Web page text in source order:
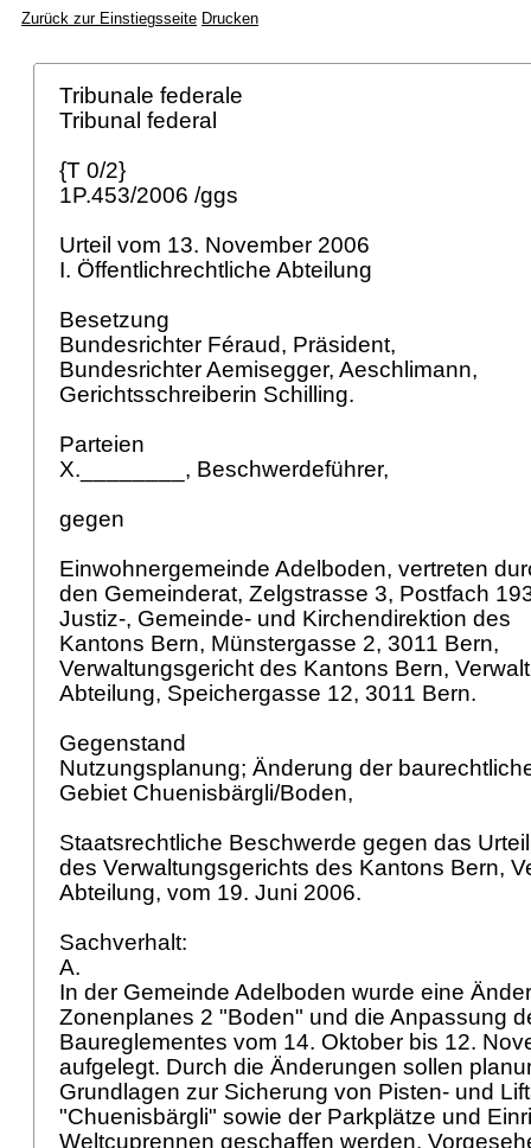
Zurück zur Einstiegsseite Drucken
Tribunale federale
Tribunal federal
{T 0/2}
1P.453/2006 /ggs
Urteil vom 13. November 2006
I. Öffentlichrechtliche Abteilung
Besetzung
Bundesrichter Féraud, Präsident,
Bundesrichter Aemisegger, Aeschlimann,
Gerichtsschreiberin Schilling.
Parteien
X.________, Beschwerdeführer,
gegen
Einwohnergemeinde Adelboden, vertreten
den Gemeinderat, Zelgstrasse 3, Postfach
Justiz-, Gemeinde- und Kirchendirektion des
Kantons Bern, Münstergasse 2, 3011 Bern,
Verwaltungsgericht des Kantons Bern,
Abteilung, Speichergasse 12, 3011 Bern.
Gegenstand
Nutzungsplanung; Änderung der
Gebiet Chuenisbärgli/Boden,
Staatsrechtliche Beschwerde gegen das
des Verwaltungsgerichts des Kantons Bern,
Abteilung, vom 19. Juni 2006.
Sachverhalt:
A.
In der Gemeinde Adelboden wurde eine
Zonenplanes 2 "Boden" und die Anpassung
Baureglementes vom 14. Oktober bis 12.
aufgelegt. Durch die Änderungen sollen
Grundlagen zur Sicherung von Pisten- und
"Chuenisbärgli" sowie der Parkplätze und
Weltcuprennen geschaffen werden.